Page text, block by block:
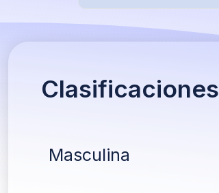
Clasificaciones
Masculina